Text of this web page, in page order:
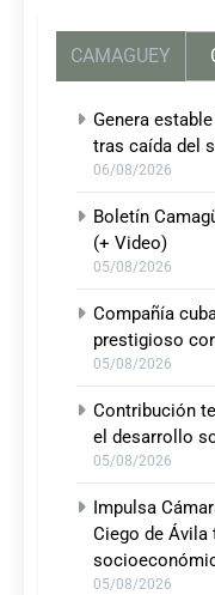
CAMAGUEY
Genera
tras caída del
06/08/2026
Boletín
(+ Video)
05/08/2026
Compañía
prestigioso
05/08/2026
Contribución
el desarrollo
05/08/2026
Impulsa
Ciego de
05/08/2026